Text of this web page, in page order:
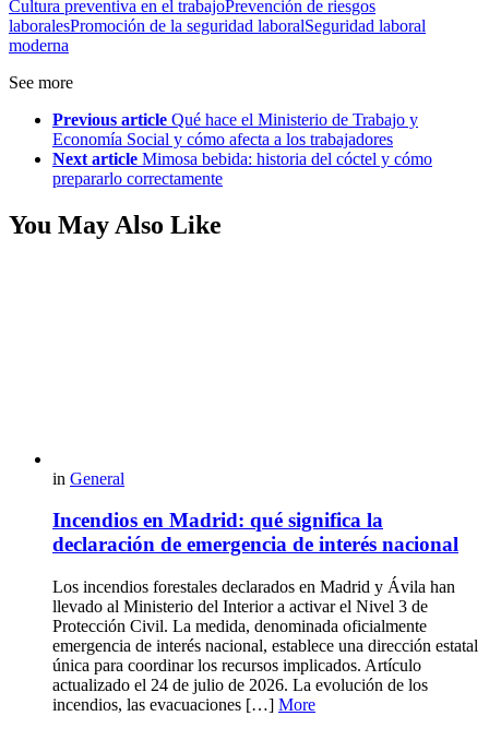
Cultura preventiva en el trabajoPrevención de riesgos
laboralesPromoción de la seguridad laboralSeguridad laboral
moderna
See more
Previous article Qué hace el Ministerio de Trabajo y
Economía Social y cómo afecta a los trabajadores
Next article Mimosa bebida: historia del cóctel y cómo
prepararlo correctamente
You May Also Like
in General
Incendios en Madrid: qué significa la
declaración de emergencia de interés nacional
Los incendios forestales declarados en Madrid y Ávila han
llevado al Ministerio del Interior a activar el Nivel 3 de
Protección Civil. La medida, denominada oficialmente
emergencia de interés nacional, establece una dirección estatal
única para coordinar los recursos implicados. Artículo
actualizado el 24 de julio de 2026. La evolución de los
incendios, las evacuaciones […] More